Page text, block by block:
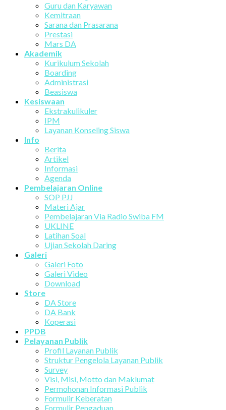
Guru dan Karyawan
Kemitraan
Sarana dan Prasarana
Prestasi
Mars DA
Akademik
Kurikulum Sekolah
Boarding
Administrasi
Beasiswa
Kesiswaan
Ekstrakulikuler
IPM
Layanan Konseling Siswa
Info
Berita
Artikel
Informasi
Agenda
Pembelajaran Online
SOP PJJ
Materi Ajar
Pembelajaran Via Radio Swiba FM
UKLINE
Latihan Soal
Ujian Sekolah Daring
Galeri
Galeri Foto
Galeri Video
Download
Store
DA Store
DA Bank
Koperasi
PPDB
Pelayanan Publik
Profil Layanan Publik
Struktur Pengelola Layanan Publik
Survey
Visi, Misi, Motto dan Maklumat
Permohonan Informasi Publik
Formulir Keberatan
Formulir Pengaduan